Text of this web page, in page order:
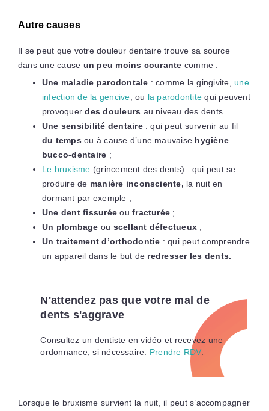
Autre causes
Il se peut que votre douleur dentaire trouve sa source
dans une cause un peu moins courante comme :
Une maladie parodontale : comme la gingivite, une
infection de la gencive , ou la parodontite qui peuvent
provoquerdes douleurs au niveau des dents
Une sensibilité dentaire: qui peut survenir au fil
du temps ou à cause d’une mauvaise hygiène
bucco-dentaire ;
Le bruxisme (grincement des dents) : qui peut se
produire de manière inconsciente, la nuit en
dormant par exemple ;
Une dent fissurée oufracturée ;
Un plombage ou scellant défectueux ;
Un traitement d’orthodontie : qui peut comprendre
un appareil dans le but de redresser les dents.
N'attendez pas que votre mal de
dents s'aggrave
Consultez un dentiste en vidéo et recevez une
ordonnance, si nécessaire. Prendre RDV.
Lorsque le bruxisme survient la nuit, il peut s’accompagner